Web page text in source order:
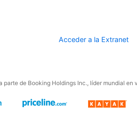
Acceder a la Extranet
parte de Booking Holdings Inc., líder mundial